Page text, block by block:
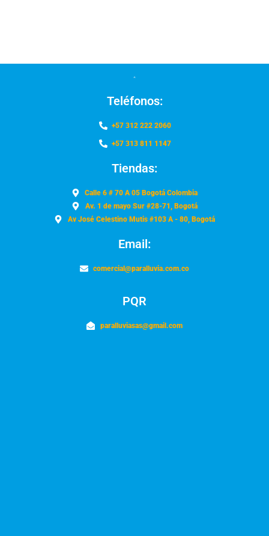
Teléfonos:
+57 312 222 2060
+57 313 811 1147
Tiendas:
Calle 6 # 70 A 05 Bogotá Colombia
Av. 1 de mayo Sur #28-71, Bogotá
Av José Celestino Mutis #103 A - 80, Bogotá
Email:
comercial@paralluvia.com.co
PQR
paralluviasas@gmail.com